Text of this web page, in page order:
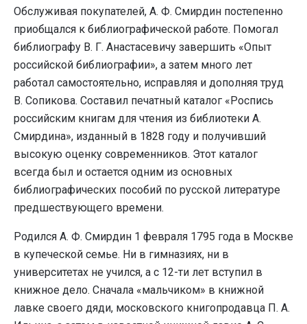
Обслуживая покупателей, А. Ф. Смирдин постепенно
приобщался к библиографической работе. Помогал
библиографу В. Г. Анастасевичу завершить «Опыт
российской библиографии», а затем много лет
работал самостоятельно, исправляя и дополняя труд
В. Сопикова. Составил печатный каталог «Роспись
российским книгам для чтения из библиотеки А.
Смирдина», изданный в 1828 году и получивший
высокую оценку современников. Этот каталог
всегда был и остается одним из основных
библиографических пособий по русской литературе
предшествующего времени.
Родился А. Ф. Смирдин 1 февраля 1795 года в Москве
в купеческой семье. Ни в гимназиях, ни в
университетах не учился, а с 12-ти лет вступил в
книжное дело. Сначала «мальчиком» в книжной
лавке своего дяди, московского книгопродавца П. А.